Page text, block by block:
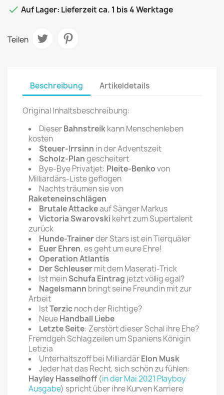
 Auf Lager: Lieferzeit ca. 1 bis 4 Werktage
Teilen
Beschreibung Artikeldetails
Original Inhaltsbeschreibung:
DieserBahnstreikkann Menschenleben
kosten
Steuer-Irrsinn in der Adventszeit
Scholz-Plangescheitert
Bye-Bye Privatjet: Pleite-Benkovon
Milliardärs-Liste geflogen
Nachts träumen sie von
Raketeneinschlägen
Brutale Attackeauf Sänger Markus
Victoria Swarovski kehrt zum Supertalent
zurück
Hunde-Trainerder Stars ist ein Tierquäler
Euer Ehren, es geht um eure Ehre!
Operation Atlantis
Der Schleusermit dem Maserati-Trick
Ist meinSchufa Eintrag jetzt völlig egal?
Nagelsmann bringt seine Freundin mit zur
Arbeit
IstTerzicnoch der Richtige?
NeueHandball Liebe
Letzte Seite: Zerstört dieser Schal ihre Ehe?
Fremdgeh Schlagzeilen um Spaniens Königin
Letizia
Unterhaltszoff bei MilliardärElon Musk
Jeder hat das Recht, sich schön zu fühlen:
Hayley Hasselhoff (in der Mai 2021 Playboy
Ausgabe) spricht über ihre Kurven Karriere